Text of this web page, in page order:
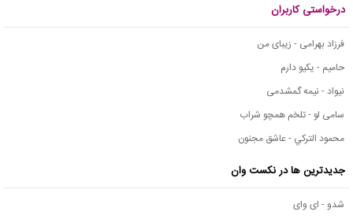
درخواستی کاربران
فرزاد بهرامی - زیبای من
حامیم - یکیو دارم
نیواد - نیمه گمشدمی
سامی لو - تلخم همچو شراب
محمود التركي - عاشق مجنون
جدیدترین ها در نکست وان
شدو - ای وای